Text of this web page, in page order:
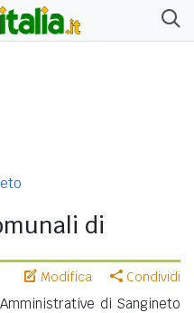
di
Modifica Condividi
di Sangineto